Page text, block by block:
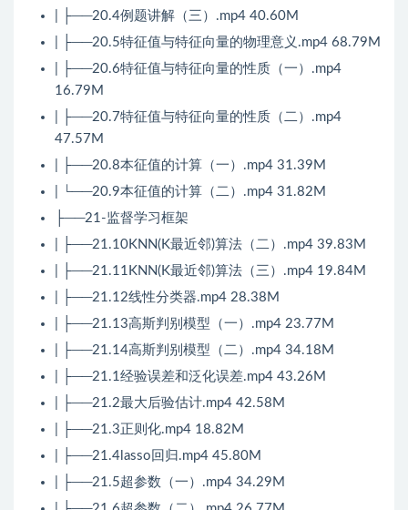
| ├──20.4例题讲解（三）.mp4 40.60M
| ├──20.5特征值与特征向量的物理意义.mp4 68.79M
| ├──20.6特征值与特征向量的性质（一）.mp4
16.79M
| ├──20.7特征值与特征向量的性质（二）.mp4
47.57M
| ├──20.8本征值的计算（一）.mp4 31.39M
| └──20.9本征值的计算（二）.mp4 31.82M
├──21-监督学习框架
| ├──21.10KNN(K最近邻)算法（二）.mp4 39.83M
| ├──21.11KNN(K最近邻)算法（三）.mp4 19.84M
| ├──21.12线性分类器.mp4 28.38M
| ├──21.13高斯判别模型（一）.mp4 23.77M
| ├──21.14高斯判别模型（二）.mp4 34.18M
| ├──21.1经验误差和泛化误差.mp4 43.26M
| ├──21.2最大后验估计.mp4 42.58M
| ├──21.3正则化.mp4 18.82M
| ├──21.4lasso回归.mp4 45.80M
| ├──21.5超参数（一）.mp4 34.29M